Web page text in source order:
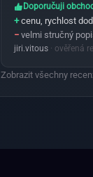
Doporučuji
+cenu, rychlost
− velmi stručný
jiri.vitous · ověřená
Zobrazit všechny